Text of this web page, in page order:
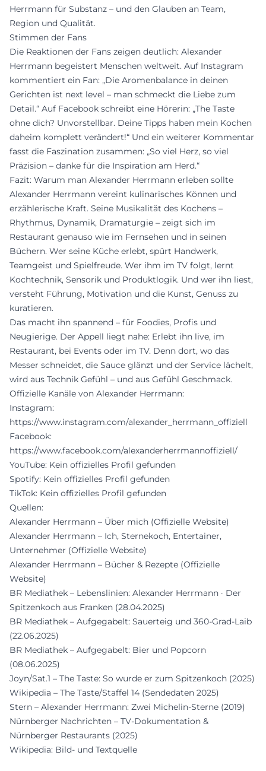
Herrmann für Substanz – und den Glauben an Team,
Region und Qualität.
Stimmen der Fans
Die Reaktionen der Fans zeigen deutlich: Alexander
Herrmann begeistert Menschen weltweit. Auf Instagram
kommentiert ein Fan: „Die Aromenbalance in deinen
Gerichten ist next level – man schmeckt die Liebe zum
Detail.“ Auf Facebook schreibt eine Hörerin: „The Taste
ohne dich? Unvorstellbar. Deine Tipps haben mein Kochen
daheim komplett verändert!“ Und ein weiterer Kommentar
fasst die Faszination zusammen: „So viel Herz, so viel
Präzision – danke für die Inspiration am Herd.“
Fazit: Warum man Alexander Herrmann erleben sollte
Alexander Herrmann vereint kulinarisches Können und
erzählerische Kraft. Seine Musikalität des Kochens –
Rhythmus, Dynamik, Dramaturgie – zeigt sich im
Restaurant genauso wie im Fernsehen und in seinen
Büchern. Wer seine Küche erlebt, spürt Handwerk,
Teamgeist und Spielfreude. Wer ihm im TV folgt, lernt
Kochtechnik, Sensorik und Produktlogik. Und wer ihn liest,
versteht Führung, Motivation und die Kunst, Genuss zu
kuratieren.
Das macht ihn spannend – für Foodies, Profis und
Neugierige. Der Appell liegt nahe: Erlebt ihn live, im
Restaurant, bei Events oder im TV. Denn dort, wo das
Messer schneidet, die Sauce glänzt und der Service lächelt,
wird aus Technik Gefühl – und aus Gefühl Geschmack.
Offizielle Kanäle von Alexander Herrmann:
Instagram:
https://www.instagram.com/alexander_herrmann_offiziell
Facebook:
https://www.facebook.com/alexanderherrmannoffiziell/
YouTube: Kein offizielles Profil gefunden
Spotify: Kein offizielles Profil gefunden
TikTok: Kein offizielles Profil gefunden
Quellen:
Alexander Herrmann – Über mich (Offizielle Website)
Alexander Herrmann – Ich, Sternekoch, Entertainer,
Unternehmer (Offizielle Website)
Alexander Herrmann – Bücher & Rezepte (Offizielle
Website)
BR Mediathek – Lebenslinien: Alexander Herrmann · Der
Spitzenkoch aus Franken (28.04.2025)
BR Mediathek – Aufgegabelt: Sauerteig und 360-Grad-Laib
(22.06.2025)
BR Mediathek – Aufgegabelt: Bier und Popcorn
(08.06.2025)
Joyn/Sat.1 – The Taste: So wurde er zum Spitzenkoch (2025)
Wikipedia – The Taste/Staffel 14 (Sendedaten 2025)
Stern – Alexander Herrmann: Zwei Michelin-Sterne (2019)
Nürnberger Nachrichten – TV-Dokumentation &
Nürnberger Restaurants (2025)
Wikipedia: Bild- und Textquelle